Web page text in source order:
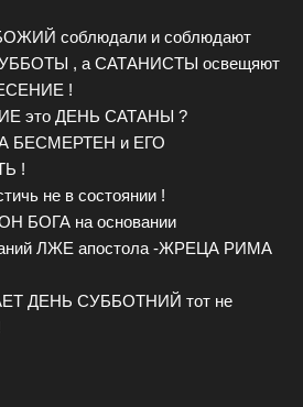
соблюдали и соблюдают
, а САТАНИСТЫ освещяют
!
это ДЕНЬ САТАНЫ ?
БЕСМЕРТЕН и ЕГО
!
не в состоянии !
БОГА на основании
ЛЖЕ апостола -ЖРЕЦА РИМА
ДЕНЬ СУББОТНИЙ тот не